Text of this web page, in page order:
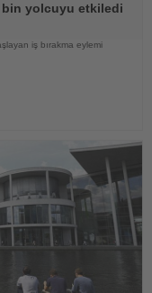
bin yolcuyu etkiledi
iş bırakma eylemi